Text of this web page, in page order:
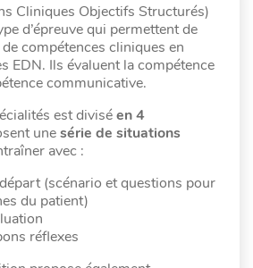
Cliniques Objectifs Structurés)
d’épreuve qui permettent de
compétences cliniques en
EDN. Ils évaluent la compétence
communicative.
est diviséen 4
unesérie de situations
avec :
(scénario et questions pour
du patient)
réflexes